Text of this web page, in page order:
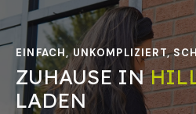
EINFACH, UNKOMPLIZIERT,
ZUHAUSE IN
LADEN